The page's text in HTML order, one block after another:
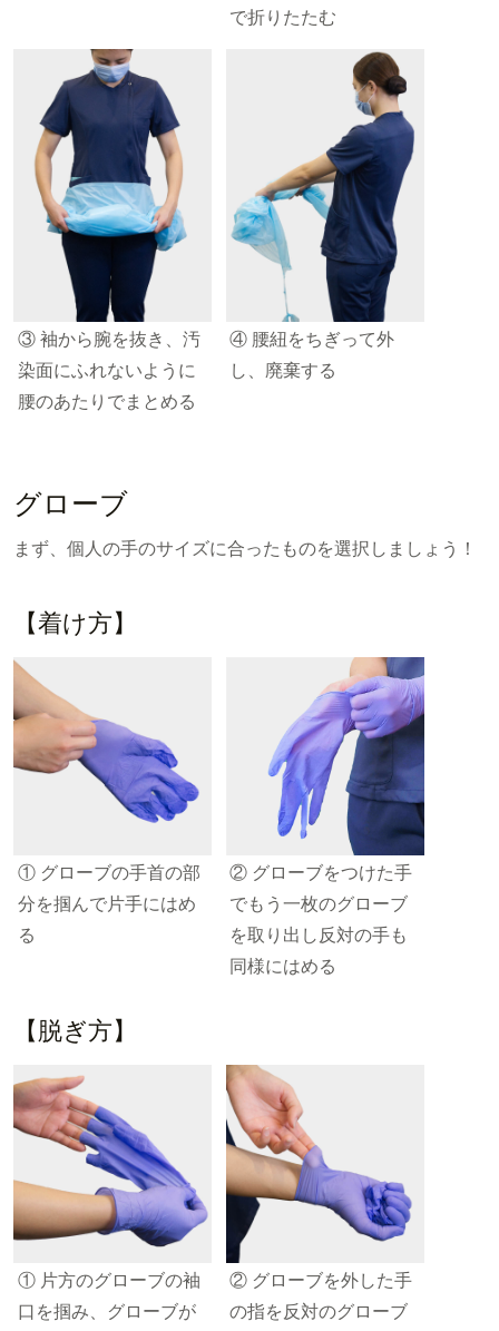
で折りたたむ
③ 袖から腕を抜き、汚
染面にふれないように
腰のあたりでまとめる
④ 腰紐をちぎって外
し、廃棄する
グローブ
まず、個人の手のサイズに合ったものを選択しましょう！
【着け方】
① グローブの手首の部
分を掴んで片手にはめ
る
② グローブをつけた手
でもう一枚のグローブ
を取り出し反対の手も
同様にはめる
【脱ぎ方】
① 片方のグローブの袖
口を掴み、グローブが
② グローブを外した手
の指を反対のグローブ